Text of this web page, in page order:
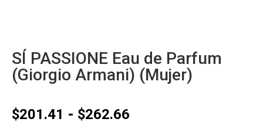
SÍ PASSIONE Eau de Parfum
(Giorgio Armani) (Mujer)
$201.41 - $262.66